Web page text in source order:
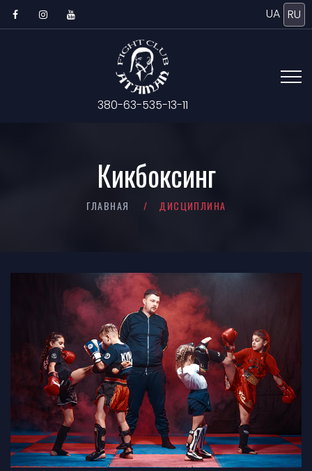
380-63-535-13-11
UA RU
Кикбоксинг
ГЛАВНАЯ ДИСЦИПЛИНА